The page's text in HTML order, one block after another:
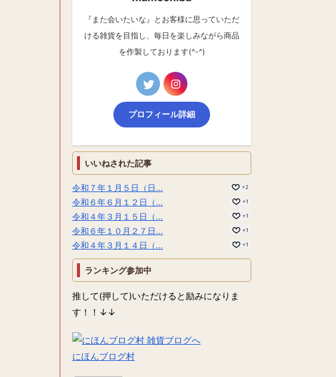
『また会いたいな』とお客様に思っていただ
ける雑貨を目指し、毎日を楽しみながら商品
を作製しております(^-^)
プロフィール詳細
いいねされた記事
令和７年１月５日（日... +2
令和６年６月１２日（... +1
令和４年３月１５日（... +1
令和６年１０月２７日... +1
令和４年３月１４日（... +1
ランキング参加中
推して(押して)いただけると励みになりま
す！！↓↓
にほんブログ村